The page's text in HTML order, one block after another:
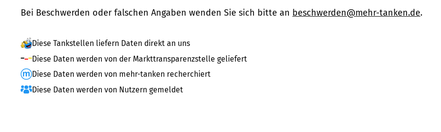
Bei Beschwerden oder falschen Angaben wenden Sie sich bitte an beschwerden@mehr-tanken.de.
Diese Tankstellen liefern Daten direkt an uns
Diese Daten werden von der Markttransparenzstelle geliefert
Diese Daten werden von mehr-tanken recherchiert
Diese Daten werden von Nutzern gemeldet